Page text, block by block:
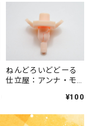
ねんどろいどどーる
仕立屋：アンナ・モ
ント 特殊（長め）¥100